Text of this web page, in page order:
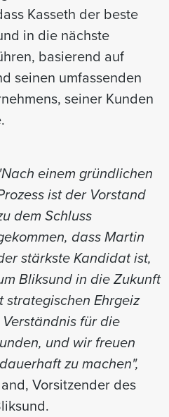
Kasseth der beste
in die nächste
basierend auf
seinen umfassenden
seiner Kunden
einem gründlichen
ist der Vorstand
dem Schluss
dass Martin
stärkste Kandidat ist,
Bliksund in die Zukunft
Ehrgeiz
für die
und wir freuen
zu machen",
Vorsitzender des